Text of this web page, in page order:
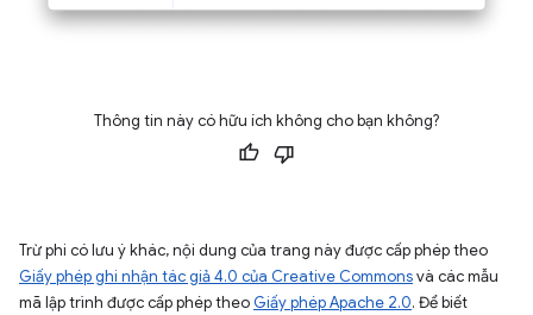
Thông tin này có hữu ích không cho bạn không?
Trừ phi có lưu ý khác, nội dung của trang này được cấp phép theo
Giấy phép ghi nhận tác giả 4.0 của Creative Commonsvà các mẫu
mã lập trình được cấp phép theo Giấy phép Apache 2.0. Để biết